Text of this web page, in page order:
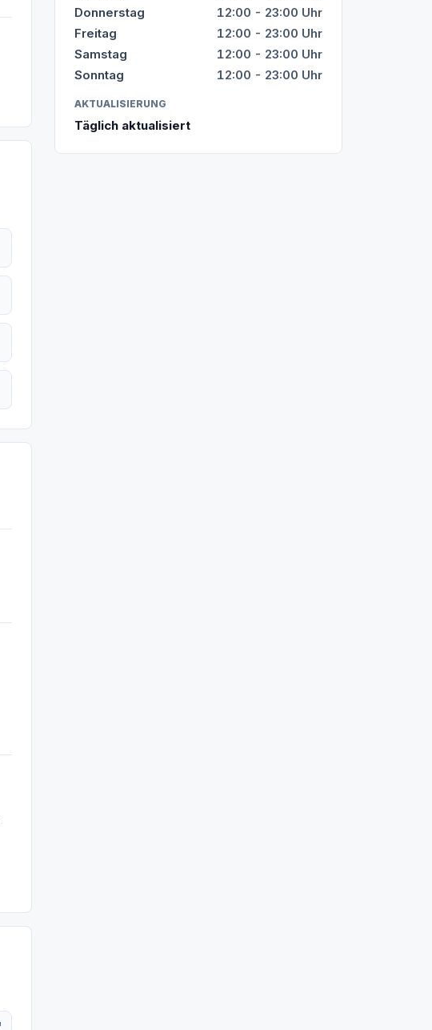
Donnerstag
12:00 - 23:00 Uhr
Freitag
12:00 - 23:00 Uhr
Samstag
12:00 - 23:00 Uhr
Sonntag
12:00 - 23:00 Uhr
AKTUALISIERUNG
Täglich aktualisiert